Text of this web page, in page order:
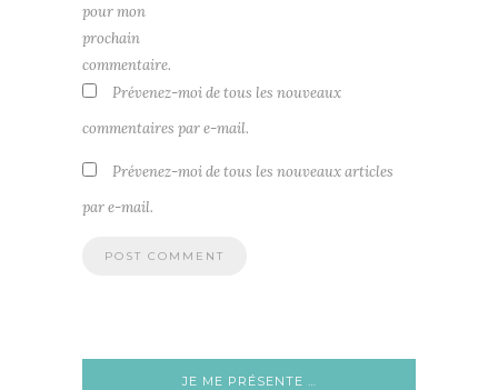
pour mon
prochain
commentaire.
Prévenez-moi de tous les nouveaux
commentaires par e-mail.
Prévenez-moi de tous les nouveaux articles
par e-mail.
JE ME PRÉSENTE …